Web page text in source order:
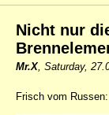
Nicht nur
Mr.X Saturday,
Frisch vom Russen: